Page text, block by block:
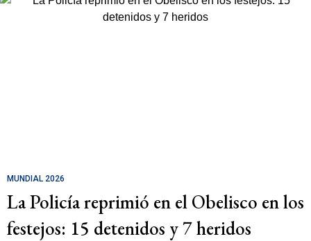
MUNDIAL 2026
La Policía reprimió en el Obelisco en los
festejos: 15 detenidos y 7 heridos